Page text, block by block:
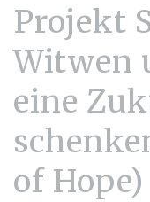
Projekt
Witwen
eine
of Hope)